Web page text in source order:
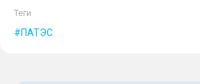
Теги
ПАТЭС